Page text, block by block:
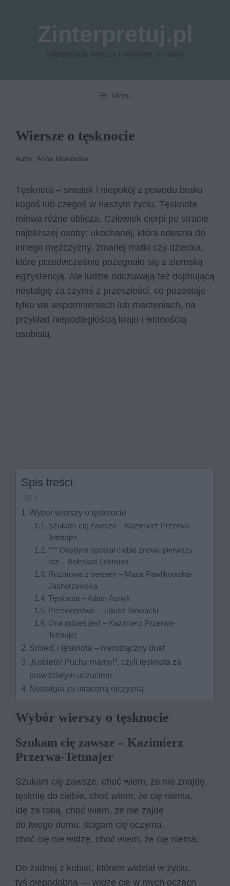
Menu
Wiersze o tęsknocie
Autor: Anna Morawska
Tęsknota – smutek i niepokój z powodu braku
kogoś lub czegoś w naszym życiu. Tęsknota
miewa różne oblicza. Człowiek cierpi po stracie
najbliższej osoby: ukochanej, która odeszła do
innego mężczyzny, zmarłej matki czy dziecka,
które przedwcześnie pożegnało się z ziemską
egzystencją. Ale ludzie odczuwają też dojmującą
nostalgię za czymś z przeszłości, co pozostaje
tylko we wspomnieniach lub marzeniach, na
przykład niepodległością kraju i wolnością
osobistą.
Spis treści
Wybór wierszy o tęsknocie
Szukam cię zawsze – Kazimierz Przerwa-
Tetmajer
*** Gdybym spotkał ciebie znowu pierwszy
raz – Bolesław Leśmian
Rozmowa z sercem – Maria Pawlikowska-
Jasnorzewska
Tęsknota – Adam Asnyk
Przekleństwo – Juliusz Słowacki
Ona gdzieś jest – Kazimierz Przerwa-
Tetmajer
Śmierć i tęsknota – nierozłączny duet
„Kobieto! Puchu marny!”, czyli tęsknota za
prawdziwym uczuciem
Nostalgia za utraconą ojczyzną
Wybór wierszy o tęsknocie
Szukam cię zawsze – Kazimierz
Przerwa-Tetmajer
Szu­kam cię za­wsze, choć wiem, że nie znaj­dę,
tę­sk­nię do cie­bie, choć wiem, że cię nie­ma,
idę za tobą, choć wiem, że nie zaj­dę
do twe­go domu, ści­gam cię oczy­ma,
choć cię nie wi­dzę, choć wiem, że cię nie­ma.
Do żad­nej z ko­biet, któ­rem wi­dział w ży­ciu,
tyś nie­po­dob­na — wi­dzę cię w mych oczach